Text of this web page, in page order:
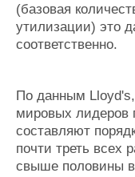
(базовая
утилизации) это
соответственно.
По данным
мировых лидеров
составляют
почти треть всех
свыше половины